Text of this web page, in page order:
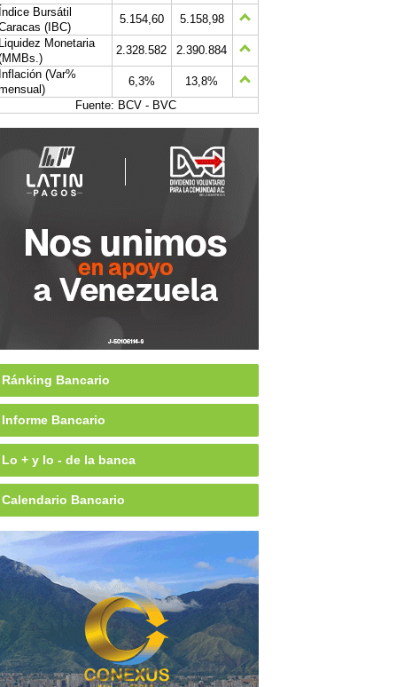
Índice Bursátil
(IBC)
5.154,60
5.158,98
Liquidez Monetaria
2.328.582
2.390.884
Inflación (Var%
6,3%
13,8%
Fuente: BCV - BVC
Ránking Bancario
Informe Bancario
Lo + y lo - de la banca
Calendario Bancario